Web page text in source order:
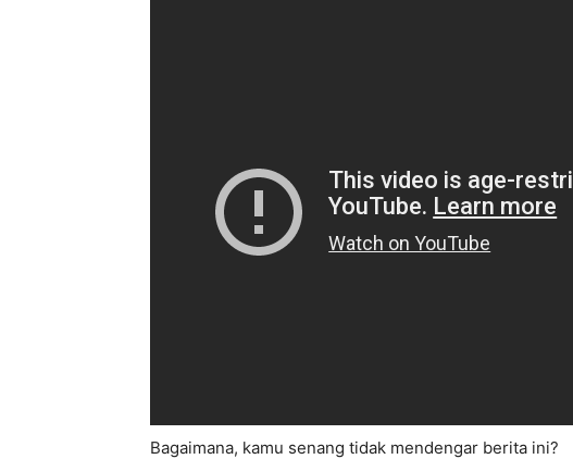
Bagaimana, kamu senang tidak mendengar berita ini?